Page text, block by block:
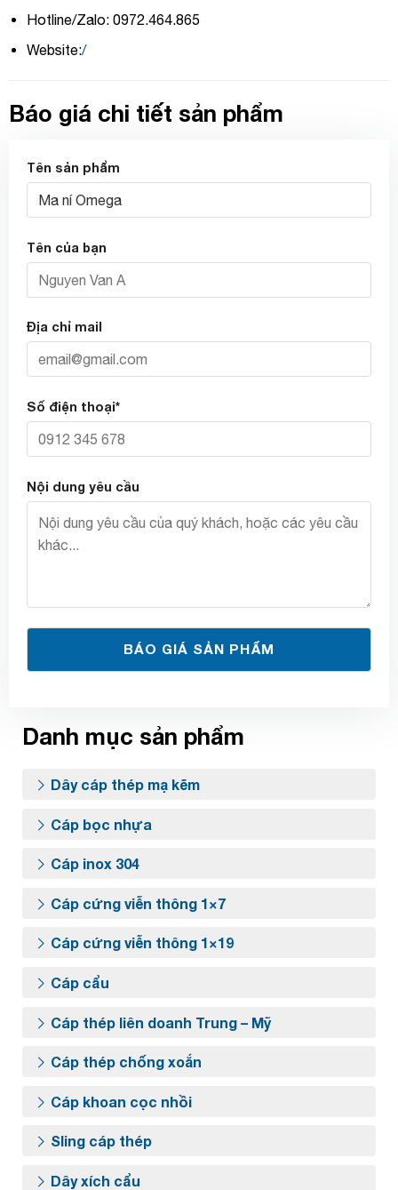
Hotline/Zalo: 0972.464.865
Website:/
Báo giá chi tiết sản phẩm
Tên sản phẩm
Tên của bạn
Địa chỉ mail
Số điện thoại*
Nội dung yêu cầu
Danh mục sản phẩm
Dây cáp thép mạ kẽm
Cáp bọc nhựa
Cáp inox 304
Cáp cứng viễn thông 1×7
Cáp cứng viễn thông 1×19
Cáp cẩu
Cáp thép liên doanh Trung – Mỹ
Cáp thép chống xoắn
Cáp khoan cọc nhồi
Sling cáp thép
Dây xích cẩu